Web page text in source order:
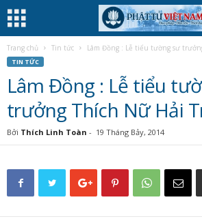
Trang chủ Tin tức Lâm Đồng : Lễ tiểu tường sư
TIN TỨC
Lâm Đồng : Lễ tiểu
trưởng Thích Nữ Hải
Bởi Thích Linh Toàn - 19 Tháng Bảy, 2014